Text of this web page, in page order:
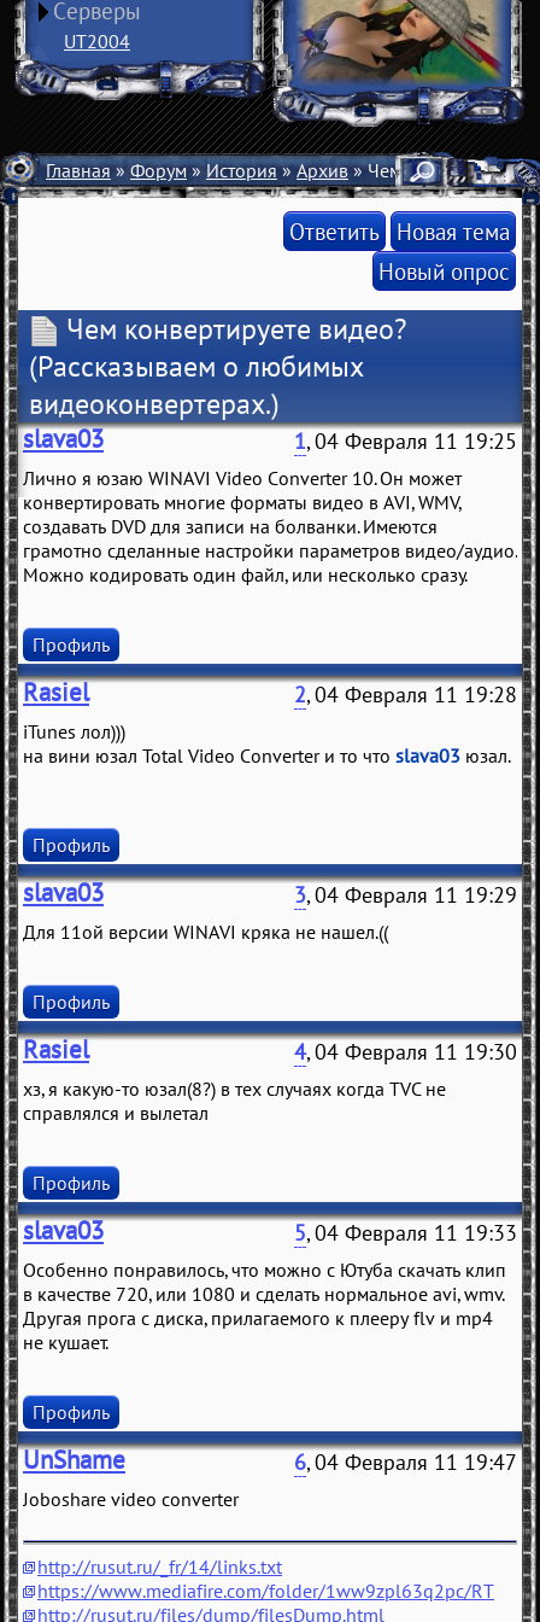
Серверы
UT2004
Главная»Форум»История»Архив» Чем конвертируете
Ответить Новая тема
Новый опрос
Чем конвертируете видео?
(Рассказываем о любимых
видеоконвертерах.)
slava03 1, 04 Февраля 11 19:25
Лично я юзаю WINAVI Video Converter 10. Он может
конвертировать многие форматы видео в AVI, WMV,
создавать DVD для записи на болванки. Имеются
грамотно сделанные настройки параметров видео/аудио.
Можно кодировать один файл, или несколько сразу.
Профиль
Rasiel 2, 04 Февраля 11 19:28
iTunes лол)))
на вини юзал Total Video Converter и то что slava03 юзал.
Профиль
slava03 3, 04 Февраля 11 19:29
Для 11ой версии WINAVI кряка не нашел.((
Профиль
Rasiel 4, 04 Февраля 11 19:30
хз, я какую-то юзал(8?) в тех случаях когда TVC не
справлялся и вылетал
Профиль
slava03 5, 04 Февраля 11 19:33
Особенно понравилось, что можно с Ютуба скачать клип
в качестве 720, или 1080 и сделать нормальное avi, wmv.
Другая прога с диска, прилагаемого к плееру flv и mp4
не кушает.
Профиль
UnShame 6, 04 Февраля 11 19:47
Joboshare video converter
http://rusut.ru/_fr/14/links.txt
https://www.mediafire.com/folder/1ww9zpl63q2pc/RT
http://rusut.ru/files/dump/filesDump.html